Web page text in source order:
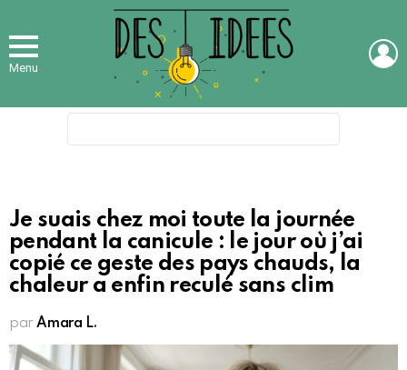
Menu
Je suais chez moi toute la journée
pendant la canicule : le jour où j’ai
copié ce geste des pays chauds, la
chaleur a enfin reculé sans clim
par Amara L.